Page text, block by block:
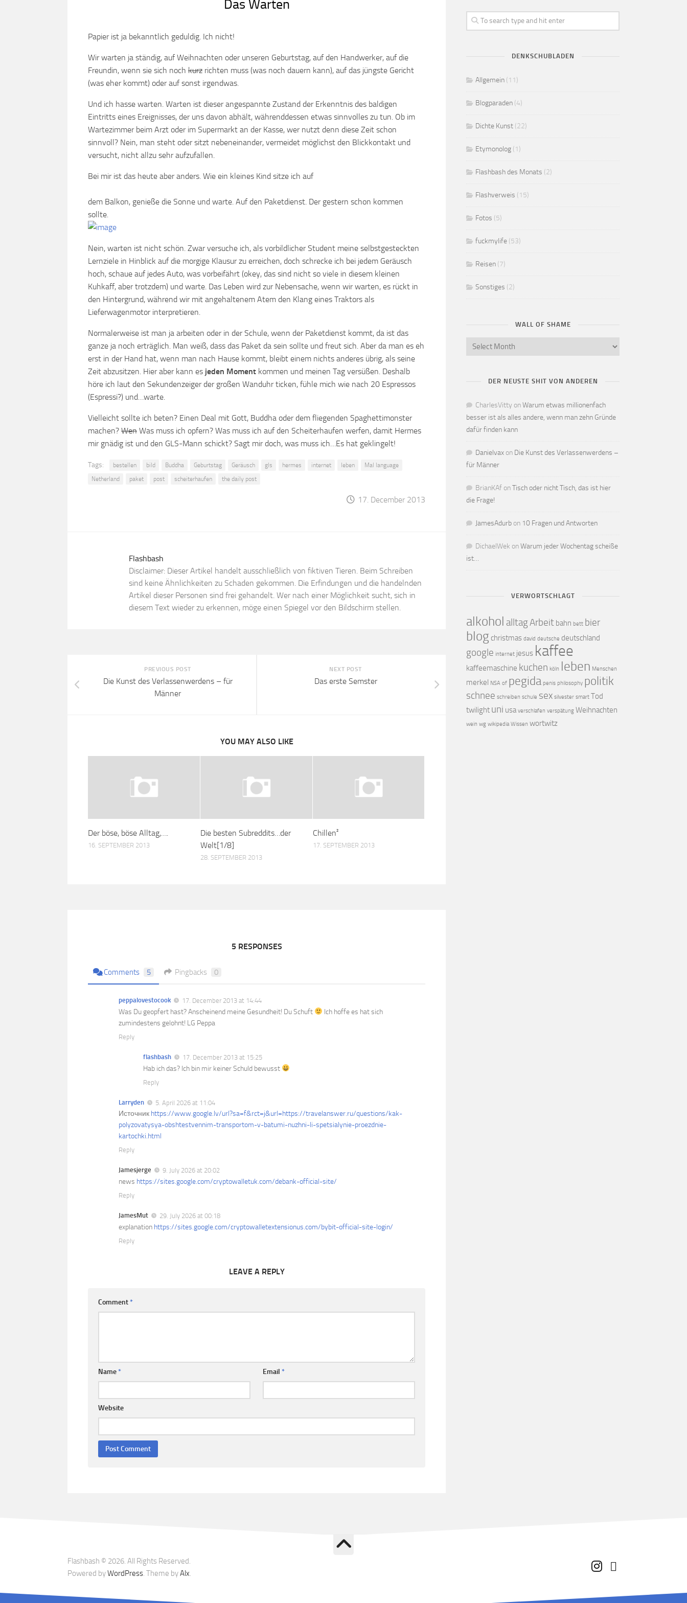
Das Warten
Papier ist ja bekanntlich geduldig. Ich nicht!
Wir warten ja ständig, auf Weihnachten oder unseren Geburtstag, auf den Handwerker, auf die
Freundin, wenn sie sich noch kurz richten muss (was noch dauern kann), auf das jüngste Gericht
(was eher kommt) oder auf sonst irgendwas.
Und ich hasse warten. Warten ist dieser angespannte Zustand der Erkenntnis des baldigen
Eintritts eines Ereignisses, der uns davon abhält, währenddessen etwas sinnvolles zu tun. Ob im
Wartezimmer beim Arzt oder im Supermarkt an der Kasse, wer nutzt denn diese Zeit schon
sinnvoll? Nein, man steht oder sitzt nebeneinander, vermeidet möglichst den Blickkontakt und
versucht, nicht allzu sehr aufzufallen.
Bei mir ist das heute aber anders. Wie ein kleines Kind sitze ich auf
dem Balkon, genieße die Sonne und warte. Auf den Paketdienst. Der gestern schon kommen
sollte.
Nein, warten ist nicht schön. Zwar versuche ich, als vorbildlicher Student meine selbstgesteckten
Lernziele in Hinblick auf die morgige Klausur zu erreichen, doch schrecke ich bei jedem Geräusch
hoch, schaue auf jedes Auto, was vorbeifährt (okey, das sind nicht so viele in diesem kleinen
Kuhkaff, aber trotzdem) und warte. Das Leben wird zur Nebensache, wenn wir warten, es rückt in
den Hintergrund, während wir mit angehaltenem Atem den Klang eines Traktors als
Lieferwagenmotor interpretieren.
Normalerweise ist man ja arbeiten oder in der Schule, wenn der Paketdienst kommt, da ist das
ganze ja noch erträglich. Man weiß, dass das Paket da sein sollte und freut sich. Aber da man es eh
erst in der Hand hat, wenn man nach Hause kommt, bleibt einem nichts anderes übrig, als seine
Zeit abzusitzen. Hier aber kann es jeden Moment kommen und meinen Tag versüßen. Deshalb
höre ich laut den Sekundenzeiger der großen Wanduhr ticken, fühle mich wie nach 20 Espressos
(Espressi?) und…warte.
Vielleicht sollte ich beten? Einen Deal mit Gott, Buddha oder dem fliegenden Spaghettimonster
machen? Wen Was muss ich opfern? Was muss ich auf den Scheiterhaufen werfen, damit Hermes
mir gnädig ist und den GLS-Mann schickt? Sagt mir doch, was muss ich…Es hat geklingelt!
Tags: bestellen bild Buddha Geburtstag Geräusch gls hermes internet leben
Mal language
Netherland
paket post scheiterhaufen the daily post
17. December 2013
Flashbash
Disclaimer: Dieser Artikel handelt ausschließlich von fiktiven Tieren. Beim Schreiben
sind keine Ähnlichkeiten zu Schaden gekommen. Die Erfindungen und die handelnden
Artikel dieser Personen sind frei gehandelt. Wer nach einer Möglichkeit sucht, sich in
diesem Text wieder zu erkennen, möge einen Spiegel vor den Bildschirm stellen.
NEXT POST
Das erste Semster
PREVIOUS POST
Die Kunst des Verlassenwerdens – für
Männer
YOU MAY ALSO LIKE
Der böse, böse Alltag,….
16. SEPTEMBER 2013
Die besten Subreddits…der
Welt[1/8]
28. SEPTEMBER 2013
Chillen²
17. SEPTEMBER 2013
5 RESPONSES
Comments 5 Pingbacks 0
peppalovestocook 17. December 2013 at 14:44
Was Du geopfert hast? Anscheinend meine Gesundheit! Du Schuft
Ich hoffe es hat sich
zumindestens gelohnt! LG Peppa
Reply
flashbash 17. December 2013 at 15:25
Hab ich das? Ich bin mir keiner Schuld bewusst
Reply
Larryden 5. April 2026 at 11:04
Источник https://www.google.lv/url?sa=f&rct=j&url=https://travelanswer.ru/questions/kak-
polyzovatysya-obshtestvennim-transportom-v-batumi-nuzhni-li-spetsialynie-proezdnie-
kartochki.html
Reply
Jamesjerge 9. July 2026 at 20:02
news https://sites.google.com/cryptowalletuk.com/debank-official-site/
Reply
JamesMut 29. July 2026 at 00:18
explanation https://sites.google.com/cryptowalletextensionus.com/bybit-official-site-login/
Reply
LEAVE A REPLY
Comment *
Name * Email *
Website
DENKSCHUBLADEN
Allgemein (11)
Blogparaden (4)
Dichte Kunst (22)
Etymonolog (1)
Flashbash des Monats (2)
Flashverweis (15)
Fotos (5)
fuckmylife (53)
Reisen (7)
Sonstiges (2)
WALL OF SHAME
DER NEUSTE SHIT VON ANDEREN
CharlesVitty onWarum etwas millionenfach
besser ist als alles andere, wenn man zehn Gründe
dafür finden kann
Danielvax on Die Kunst des Verlassenwerdens –
für Männer
BrianKAf onTisch oder nicht Tisch, das ist hier
die Frage!
JamesAdurb on 10 Fragen und Antworten
DichaelWek onWarum jeder Wochentag scheiße
ist…
VERWORTSCHLAGT
alkohol alltagArbeit bahn bett bier
blog christmas david deutsche deutschland
google internet jesus kaffee
kaffeemaschine kuchen köln leben Menschen
merkel NSA of pegida penis philosophy politik
schnee schreiben schule sex silvester smart Tod
twilight uni usa verschlafen verspätung Weihnachten
wein wg wikipedia Wissen wortwitz
Flashbash © 2026. All Rights Reserved.
Powered byWordPress. Theme byAlx.